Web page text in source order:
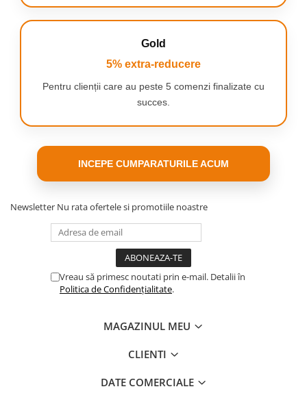
Gold
5% extra-reducere
Pentru clienții care au peste 5 comenzi finalizate cu
succes.
INCEPE CUMPARATURILE ACUM
Newsletter Nu rata ofertele si promotiile noastre
Vreau să primesc noutati prin e-mail. Detalii în
Politica de Confidențialitate.
MAGAZINUL MEU
CLIENTI
DATE COMERCIALE